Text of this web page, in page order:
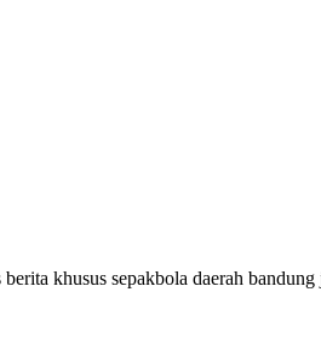
khusus sepakbola daerah